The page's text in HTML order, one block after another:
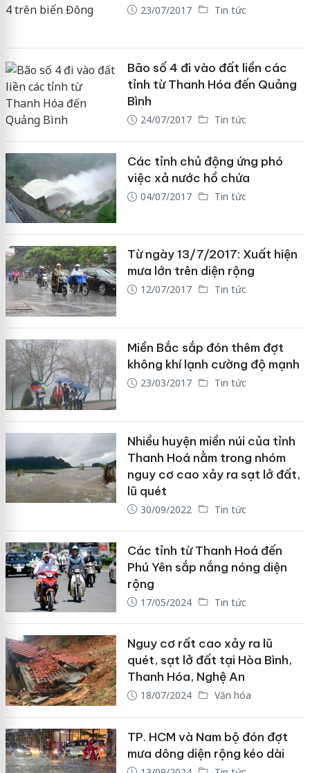
23/07/2017 Tin tức
Bão số 4 đi vào đất liền các
tỉnh từ Thanh Hóa đến Quảng
Bình
24/07/2017 Tin tức
Các tỉnh chủ động ứng phó
việc xả nước hồ chứa
04/07/2017 Tin tức
Từ ngày 13/7/2017: Xuất hiện
mưa lớn trên diện rộng
12/07/2017 Tin tức
Miền Bắc sắp đón thêm đợt
không khí lạnh cường độ mạnh
23/03/2017 Tin tức
Nhiều huyện miền núi của tỉnh
Thanh Hoá nằm trong nhóm
nguy cơ cao xảy ra sạt lở đất,
lũ quét
30/09/2022 Tin tức
Các tỉnh từ Thanh Hoá đến
Phú Yên sắp nắng nóng diện
rộng
17/05/2024 Tin tức
Nguy cơ rất cao xảy ra lũ
quét, sạt lở đất tại Hòa Bình,
Thanh Hóa, Nghệ An
18/07/2024 Văn hóa
TP. HCM và Nam bộ đón đợt
mưa dông diện rộng kéo dài